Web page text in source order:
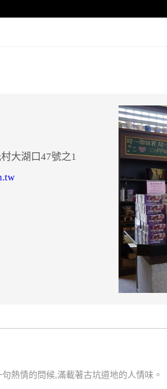
大湖口47號之1
句熱情的問候,滿載著古坑道地的人情味。